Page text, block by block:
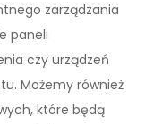
zarządzania
paneli
czy urządzeń
Możemy również
które będą